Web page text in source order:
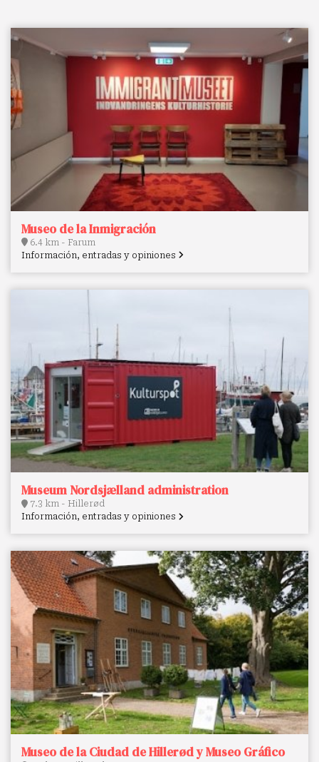
Museo de la Inmigración
6.4 km - Farum
Información, entradas y opiniones
Museum Nordsjælland administration
7.3 km - Hillerød
Información, entradas y opiniones
Museo de la Ciudad de Hillerød y Museo Gráfico